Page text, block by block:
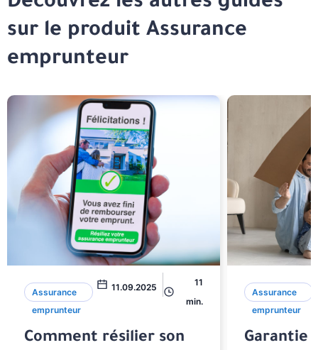
sur le produit Assurance
emprunteur
Assurance
emprunteur
11.09.2025
11
min.
Comment résilier son
Assurance
emprunteur
Garantie